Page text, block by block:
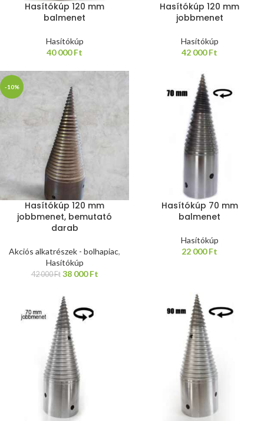
Hasítókúp 120 mm
balmenet
Hasítókúp
40 000Ft
Hasítókúp 120 mm
jobbmenet
Hasítókúp
42 000Ft
-10%
Hasítókúp 120 mm
jobbmenet, bemutató
darab
Akciós alkatrészek - bolhapiac,
Hasítókúp
42 000Ft 38 000Ft
Hasítókúp 70 mm
balmenet
Hasítókúp
22 000Ft